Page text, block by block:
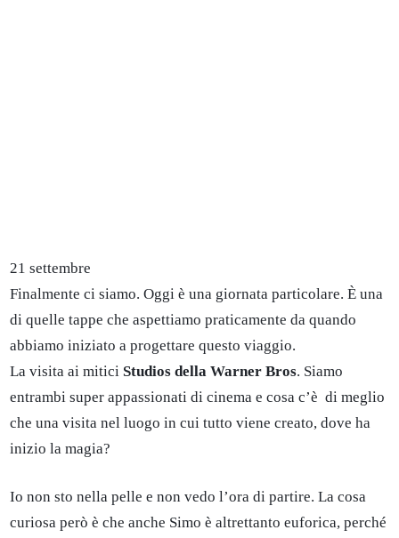
21 settembre
Finalmente ci siamo. Oggi è una giornata particolare. È una
di quelle tappe che aspettiamo praticamente da quando
abbiamo iniziato a progettare questo viaggio.
La visita ai mitici Studios della Warner Bros. Siamo
entrambi super appassionati di cinema e cosa c’è di meglio
che una visita nel luogo in cui tutto viene creato, dove ha
inizio la magia?
Io non sto nella pelle e non vedo l’ora di partire. La cosa
curiosa però è che anche Simo è altrettanto euforica, perché